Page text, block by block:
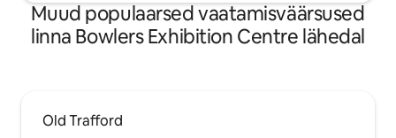
Muud populaarsed vaatamisväärsused
linna Bowlers Exhibition Centre lähedal
Old Trafford